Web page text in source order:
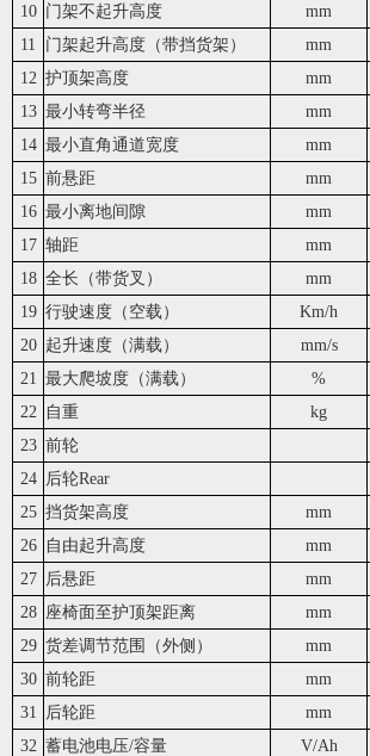
10 门架不起升高度 mm
11
门架起升高度（带挡货架） mm
12 护顶架高度 mm
13 最小转弯半径 mm
14 最小直角通道宽度 mm
15 前悬距 mm
16 最小离地间隙 mm
17 轴距 mm
18 全长（带货叉） mm
19 行驶速度（空载） Km/h
20 起升速度（满载） mm/s
21 最大爬坡度（满载） %
22
自重 kg
23 前轮
24
后轮Rear
25 挡货架高度 mm
26
自由起升高度 mm
27
后悬距 mm
28 座椅面至护顶架距离 mm
29 货差调节范围（外侧） mm
30 前轮距 mm
31
后轮距 mm
32 蓄电池电压/容量 V/Ah